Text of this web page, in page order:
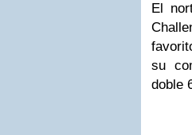
El
su
doble